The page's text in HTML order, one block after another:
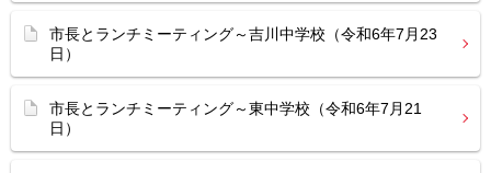
市長とランチミーティング～吉川中学校（令和6年7月23
日）
市長とランチミーティング～東中学校（令和6年7月21
日）